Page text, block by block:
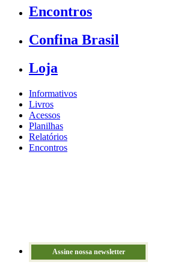
Encontros
Confina Brasil
Loja
Informativos
Livros
Acessos
Planilhas
Relatórios
Encontros
Assine nossa newsletter